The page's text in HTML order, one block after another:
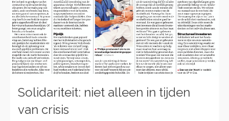
Solidariteit: niet alleen in tijden
van crisis